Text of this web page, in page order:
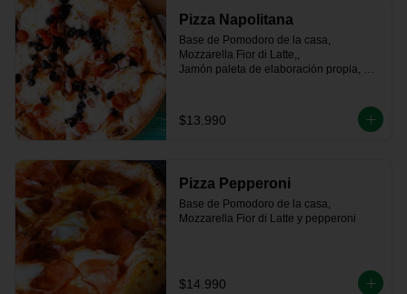
Pizza Napolitana
Base de Pomodoro de la casa,
Mozzarella Fior di Latte,,
Jamón paleta de elaboración propia,
$13.990
Pizza Pepperoni
Base de Pomodoro de la casa,
Mozzarella Fior di Latte y pepperoni
$14.990